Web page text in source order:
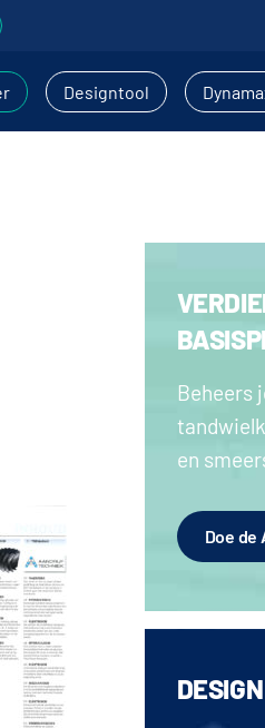
Designtool
Beheers
en
Doe de